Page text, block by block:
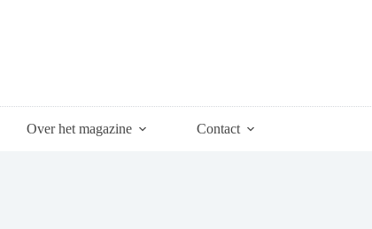
Over het magazine Contact